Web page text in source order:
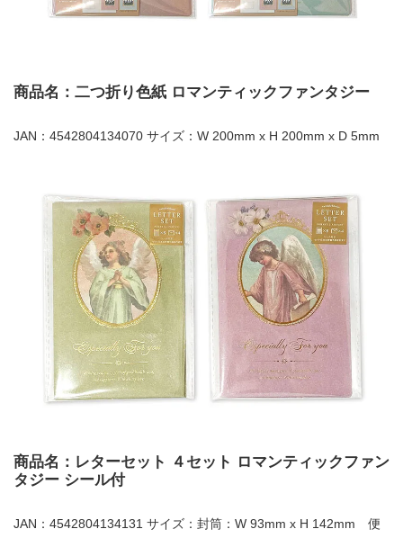
商品名：二つ折り色紙 ロマンティックファンタジー
JAN：4542804134070 サイズ：W 200mm x H 200mm x D 5mm
商品名：レターセット ４セット ロマンティックファン
タジー シール付
JAN：4542804134131 サイズ：封筒：W 93mm x H 142mm 便